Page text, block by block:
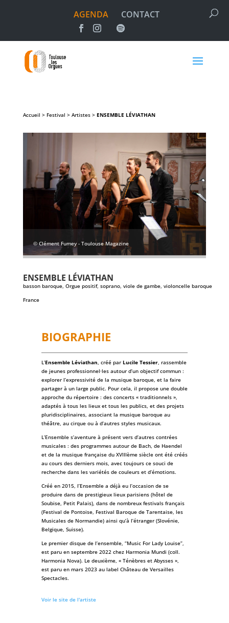
AGENDA CONTACT
Accueil > Festival > Artistes > ENSEMBLE LÉVIATHAN
© Clément Fumey - Toulouse Magazine
ENSEMBLE LÉVIATHAN
basson baroque, Orgue positif, soprano, viole de gambe, violoncelle baroque
France
BIOGRAPHIE
L’Ensemble Léviathan , créé par Lucile Tessier, rassemble
de jeunes professionnel·les autour d’un objectif commun :
explorer l’expressivité de la musique baroque, et la faire
partager à un large public. Pour cela, il propose une double
approche du répertoire : des concerts « traditionnels »,
adaptés à tous les lieux et tous les publics, et des projets
pluridisciplinaires, associant la musique baroque au
théâtre, au cirque ou à d’autres styles musicaux.
L’Ensemble s’aventure à présent vers d’autres contrées
musicales : des programmes autour de Bach, de Haendel
et de la musique française du XVIIIème siècle ont été créés
au cours des derniers mois, avec toujours ce souci de
recherche dans les variétés de couleurs et d’émotions.
Créé en 2015, l’Ensemble a déjà eu l’occasion de se
produire dans de prestigieux lieux parisiens (hôtel de
Soubise, Petit Palais), dans de nombreux festivals français
(Festival de Pontoise, Festival Baroque de Tarentaise, les
Musicales de Normandie) ainsi qu’à l’étranger (Slovénie,
Belgique, Suisse).
Le premier disque de l’ensemble, “Music For Lady Louise”,
est paru en septembre 2022 chez Harmonia Mundi (coll.
Harmonia Nova). Le deuxième, « Ténèbres et Abysses »,
est paru en mars 2023 au label Château de Versailles
Spectacles.
Voir le site de l'artiste